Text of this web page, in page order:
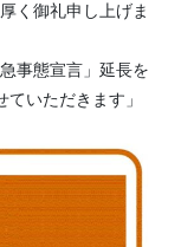
く御礼申し上げま
事態宣言」延長を
いただきます」